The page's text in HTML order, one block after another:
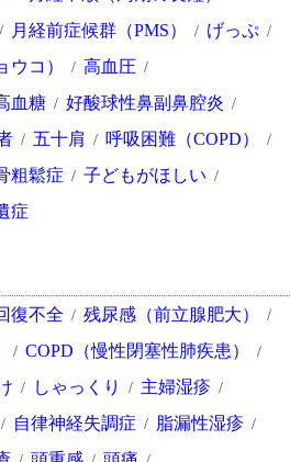
月経前症候群（PMS）
げっぷ
ウコ）
高血圧
血糖
好酸球性鼻副鼻腔炎
五十肩
呼吸困難（COPD）
粗鬆症
子どもがほしい
症
復不全
残尿感（前立腺肥大）
COPD（慢性閉塞性肺疾患）
しゃっくり
主婦湿疹
自律神経失調症
脂漏性湿疹